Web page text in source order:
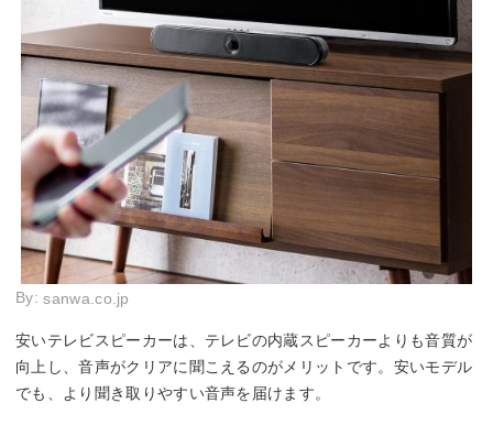
By: sanwa.co.jp
安いテレビスピーカーは、テレビの内蔵スピーカーよりも音質が
向上し、音声がクリアに聞こえるのがメリットです。安いモデル
でも、より聞き取りやすい音声を届けます。